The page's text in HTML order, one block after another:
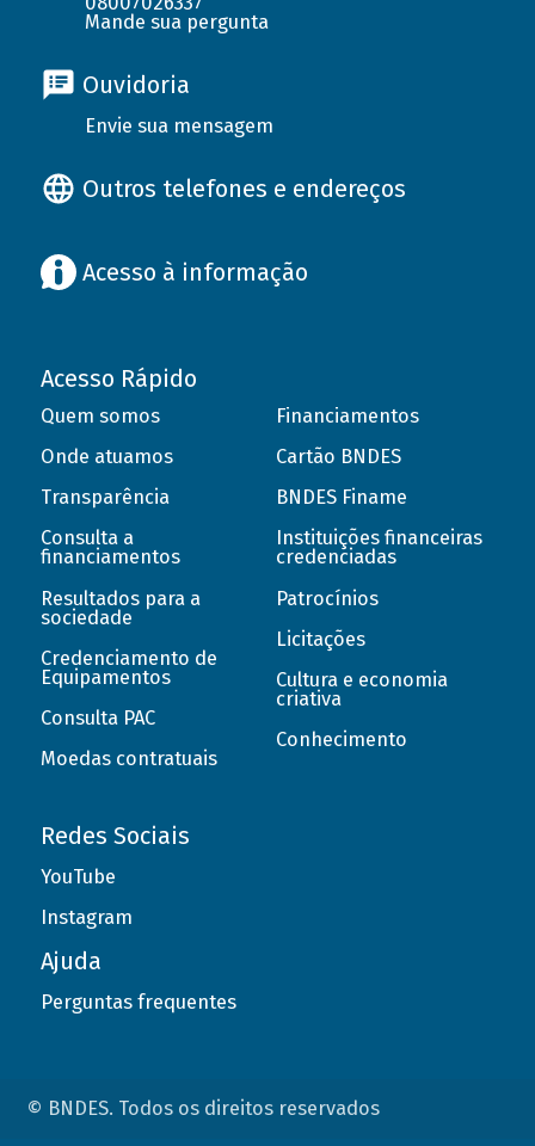
Mande sua pergunta
Ouvidoria
Envie sua mensagem
Outros telefones e endereços
Acesso à informação
Acesso Rápido
Quem somos
Onde atuamos
Transparência
Consulta a
financiamentos
Resultados para a
sociedade
Credenciamento de
Equipamentos
Consulta PAC
Moedas contratuais
Financiamentos
Cartão BNDES
BNDES Finame
Instituições financeiras
credenciadas
Patrocínios
Licitações
Cultura e economia
criativa
Conhecimento
Redes Sociais
YouTube
Instagram
Ajuda
Perguntas frequentes
© BNDES. Todos os direitos reservados